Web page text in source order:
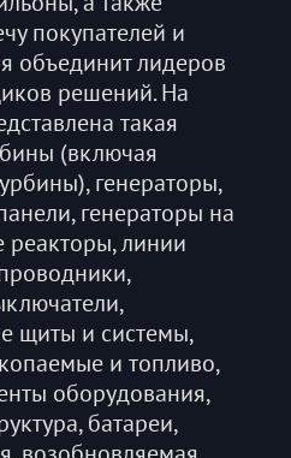
покупателей и
объединит лидеров
решений. На
такая
(включая
генераторы,
генераторы на
реакторы, линии
щиты и системы,
и топливо,
оборудования,
батареи,